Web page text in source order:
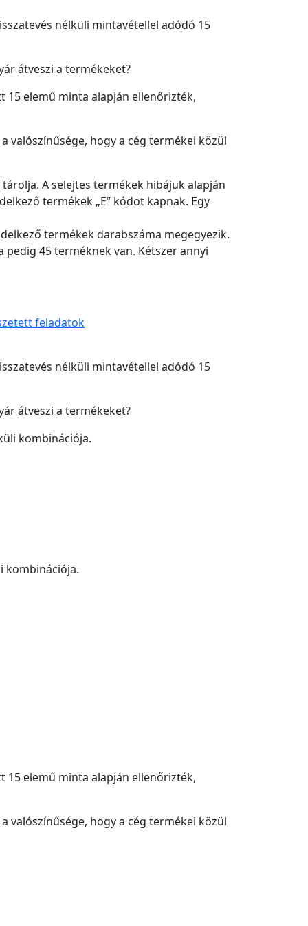
nélküli mintavétellel adódó 15
átveszi a termékeket?
15 elemű minta alapján ellenőrizték,
valószínűsége, hogy a cég termékei közül
A selejtes termékek hibájuk alapján
termékek „E” kódot kapnak. Egy
termékek darabszáma megegyezik.
pedig 45 terméknek van. Kétszer annyi
feladatok
nélküli mintavétellel adódó 15
átveszi a termékeket?
kombinációja.
kombinációja.
15 elemű minta alapján ellenőrizték,
valószínűsége, hogy a cég termékei közül